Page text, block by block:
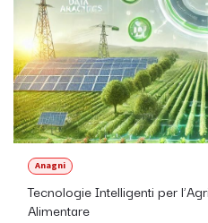
Anagni
Tecnologie Intelligenti per
Alimentare